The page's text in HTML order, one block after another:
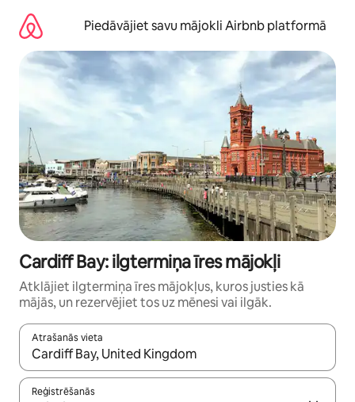
Piedāvājiet savu mājokli Airbnb platformā
Cardiff Bay: ilgtermiņa īres mājokļi
Atklājiet ilgtermiņa īres mājokļus, kuros justies kā
mājās, un rezervējiet tos uz mēnesi vai ilgāk.
Atrašanās vieta
Kad rezultāti kļūs pieejami, izmantojiet bultiņu uz augšu un
Reģistrēšanās